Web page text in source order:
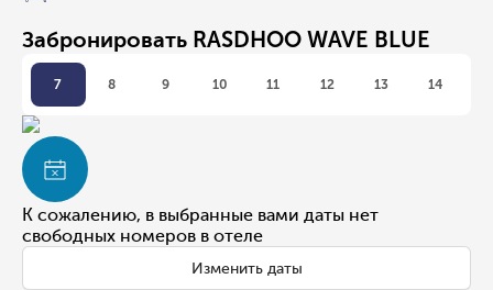
Забронировать RASDHOO WAVE BLUE
7 8 9 10 11 12 13 14
К сожалению, в выбранные вами даты нет
свободных номеров в отеле
Изменить даты